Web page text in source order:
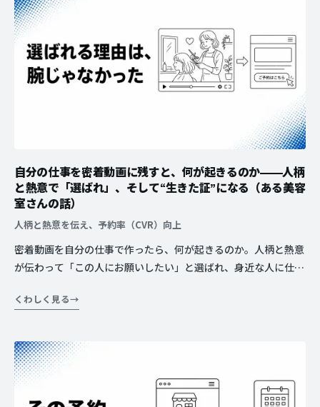
自分の仕事を密着動画に残すと、何が起きるのか——人柄
と熱意で「選ばれ」、そして“生きた証”になる（ある美容
室さんの話）
人柄と熱意を伝え、予約率（CVR）向上
密着動画を自分の仕事で作ったら、何が起きるのか。人柄と熱意
が伝わって「この人にお願いしたい」と選ばれ、身近な人に仕事
ある美容室さんの実例から。
くわしく見る